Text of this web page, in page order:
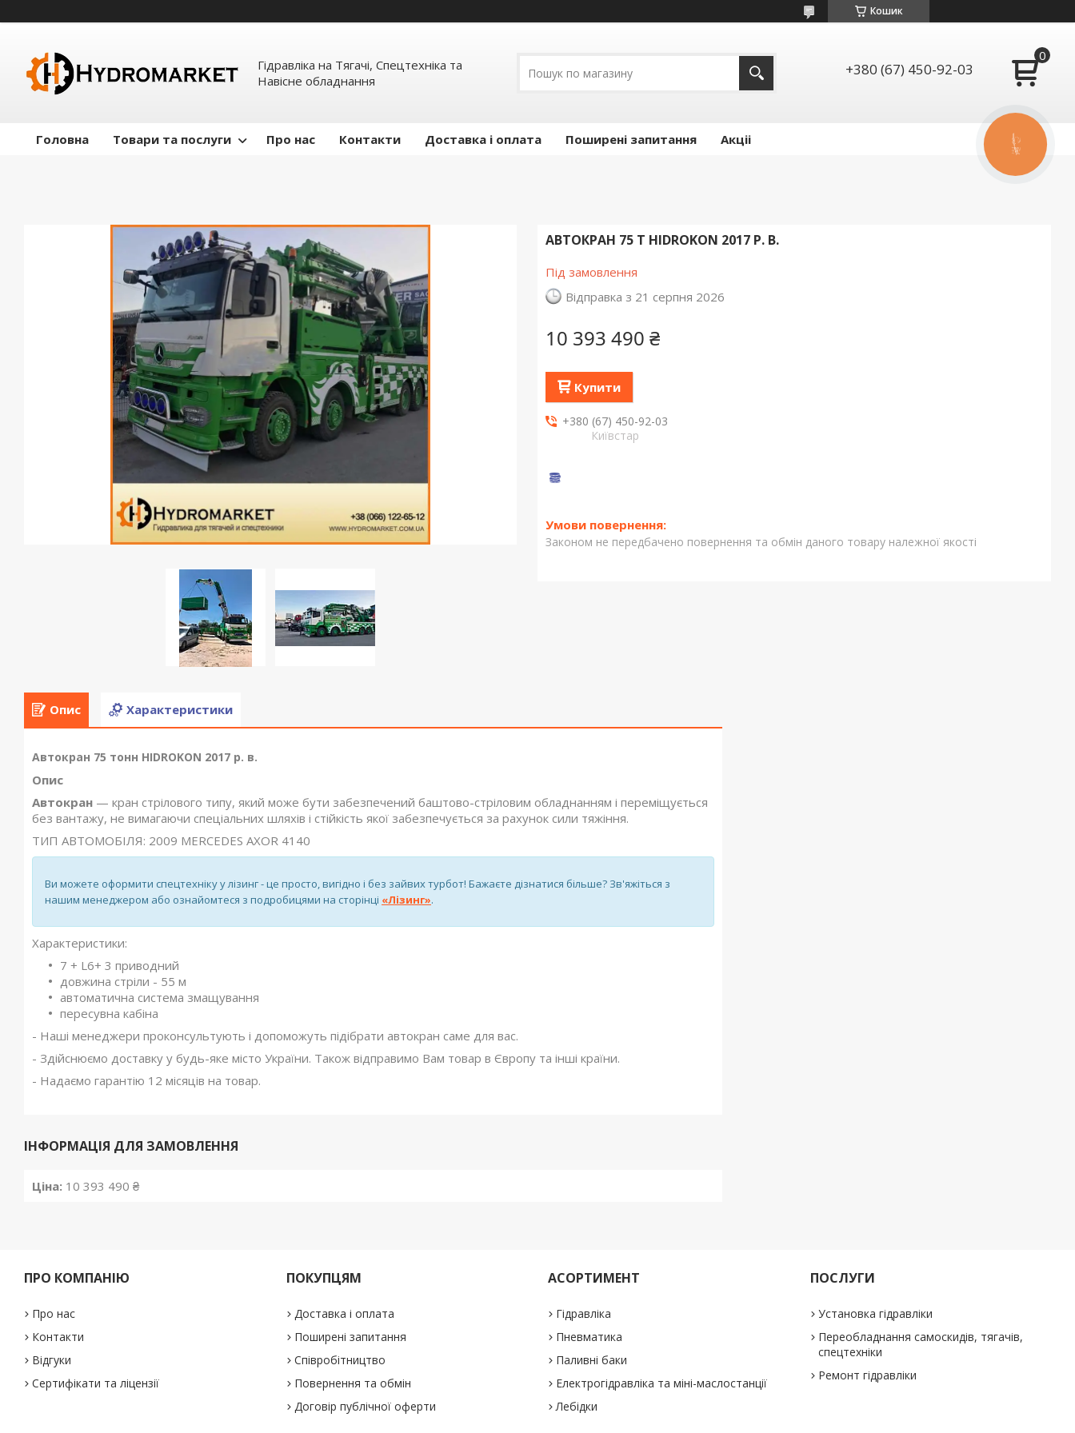
Кошик
Гідравліка на Тягачі, Спецтехніка та
Навісне обладнання
+380 (67) 450-92-03
Головна Товари та послуги Про нас Контакти Доставка і оплата Поширені запитання Акціі
АВТОКРАН 75 Т HIDROKON 2017 Р. В.
Під замовлення
Відправка з 21 серпня 2026
10 393 490 ₴
Купити
+380 (67) 450-92-03
Київстар
Законом не передбачено повернення та обмін даного товару належної якості
Опис Характеристики
Автокран 75 тонн HIDROKON 2017 р. в.
Опис
Автокран — кран стрілового типу, який може бути забезпечений баштово-стріловим обладнанням і переміщується
без вантажу, не вимагаючи спеціальних шляхів і стійкість якої забезпечується за рахунок сили тяжіння.
ТИП АВТОМОБІЛЯ: 2009 MERCEDES AXOR 4140
Ви можете оформити спецтехніку у лізинг - це просто, вигідно і без зайвих турбот! Бажаєте дізнатися більше? Зв'яжіться з
нашим менеджером або ознайомтеся з подробицями на сторінці «Лізинг».
Характеристики:
7 + L6+ 3 приводний
довжина стріли - 55 м
автоматична система змащування
пересувна кабіна
- Наші менеджери проконсультують і допоможуть підібрати автокран саме для вас.
- Здійснюємо доставку у будь-яке місто України. Також відправимо Вам товар в Європу та інші країни.
- Надаємо гарантію 12 місяців на товар.
ІНФОРМАЦІЯ ДЛЯ ЗАМОВЛЕННЯ
Ціна: 10 393 490 ₴
ПРО КОМПАНІЮ
Про нас
Контакти
Відгуки
Сертифікати та ліцензії
ПОКУПЦЯМ
Доставка і оплата
Поширені запитання
Співробітництво
Повернення та обмін
Договір публічної оферти
АСОРТИМЕНТ
Гідравліка
Пневматика
Паливні баки
Електрогідравліка та міні-маслостанції
Лебідки
ПОСЛУГИ
Установка гідравліки
Переобладнання самоскидів, тягачів,
спецтехніки
Ремонт гідравліки
КНОПКА
ЗВ'ЯЗКУ